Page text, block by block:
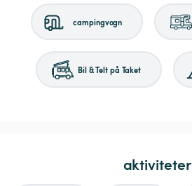
campingvogn
Bil & Telt på Taket
aktiviteter